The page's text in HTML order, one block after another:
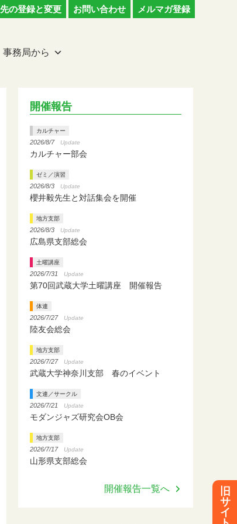
の登録と変更 お問い合わせ メルマガ登録
事務局から
開催報告
カルチャー
2026/8/7 Update
カルチャー部会
ゼミ／演習
2026/8/3 Update
櫻井毅先生と対話集会を開催
地方支部
2026/8/3 Update
広島県支部総会
土曜講座
2026/7/31 Update
第70回武蔵大学土曜講座 開催報告
体連
2026/7/27 Update
陸友会総会
地方支部
2026/7/27 Update
武蔵大学神奈川支部 春のイベント
文連／サークル
2026/7/21 Update
モダンジャズ研究会OB会
地方支部
2026/7/17 Update
山形県支部総会
開催報告一覧へ
旧
サ
イ